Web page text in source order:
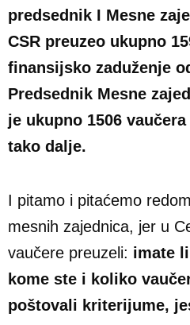
predsednik I Mesne
CSR preuzeo ukupno
finansijsko zaduženje
Predsednik Mesne
je ukupno 1506
tako dalje.
I pitamo i pitaćemo
mesnih zajednica, jer u
vaučere preuzeli: imate
kome ste i koliko
poštovali kriterijume,